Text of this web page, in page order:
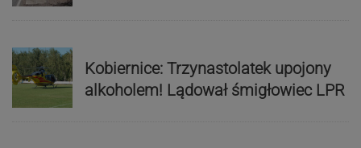
Kobiernice: Trzynastolatek upojony
alkoholem! Lądował śmigłowiec LPR